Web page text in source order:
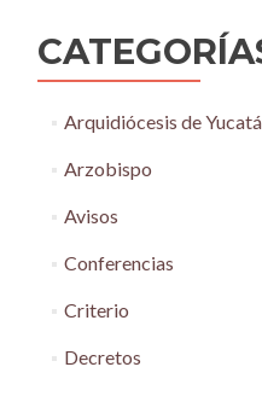
Arquidiócesis de
Arzobispo
Avisos
Conferencias
Criterio
Decretos